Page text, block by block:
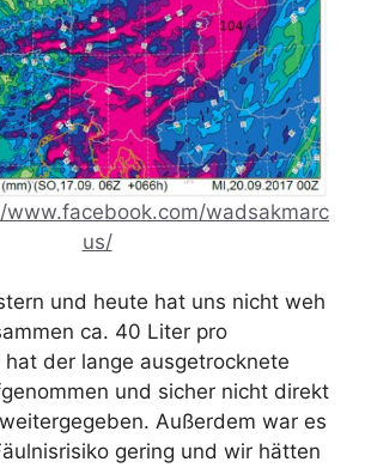
www.facebook.com/wadsakmarc
us/
und heute hat uns nicht weh
ca. 40 Liter pro
der lange ausgetrocknete
und sicher nicht direkt
Außerdem war es
gering und wir hätten